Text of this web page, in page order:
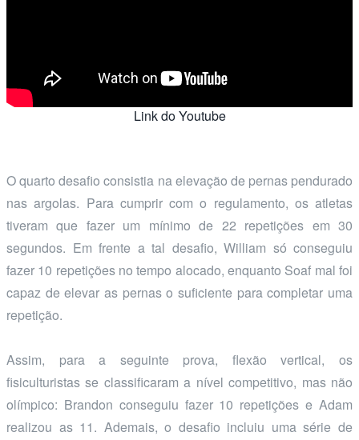
Link do Youtube
O quarto desafio consistia na elevação de pernas pendurado
nas argolas. Para cumprir com o regulamento, os atletas
tiveram que fazer um mínimo de 22 repetições em 30
segundos. Em frente a tal desafio, William só conseguiu
fazer 10 repetições no tempo alocado, enquanto Soaf mal foi
capaz de elevar as pernas o suficiente para completar uma
repetição.
Assim, para a seguinte prova, flexão vertical, os
fisiculturistas se classificaram a nível competitivo, mas não
olímpico: Brandon conseguiu fazer 10 repetições e Adam
realizou as 11. Ademais, o desafio incluiu uma série de